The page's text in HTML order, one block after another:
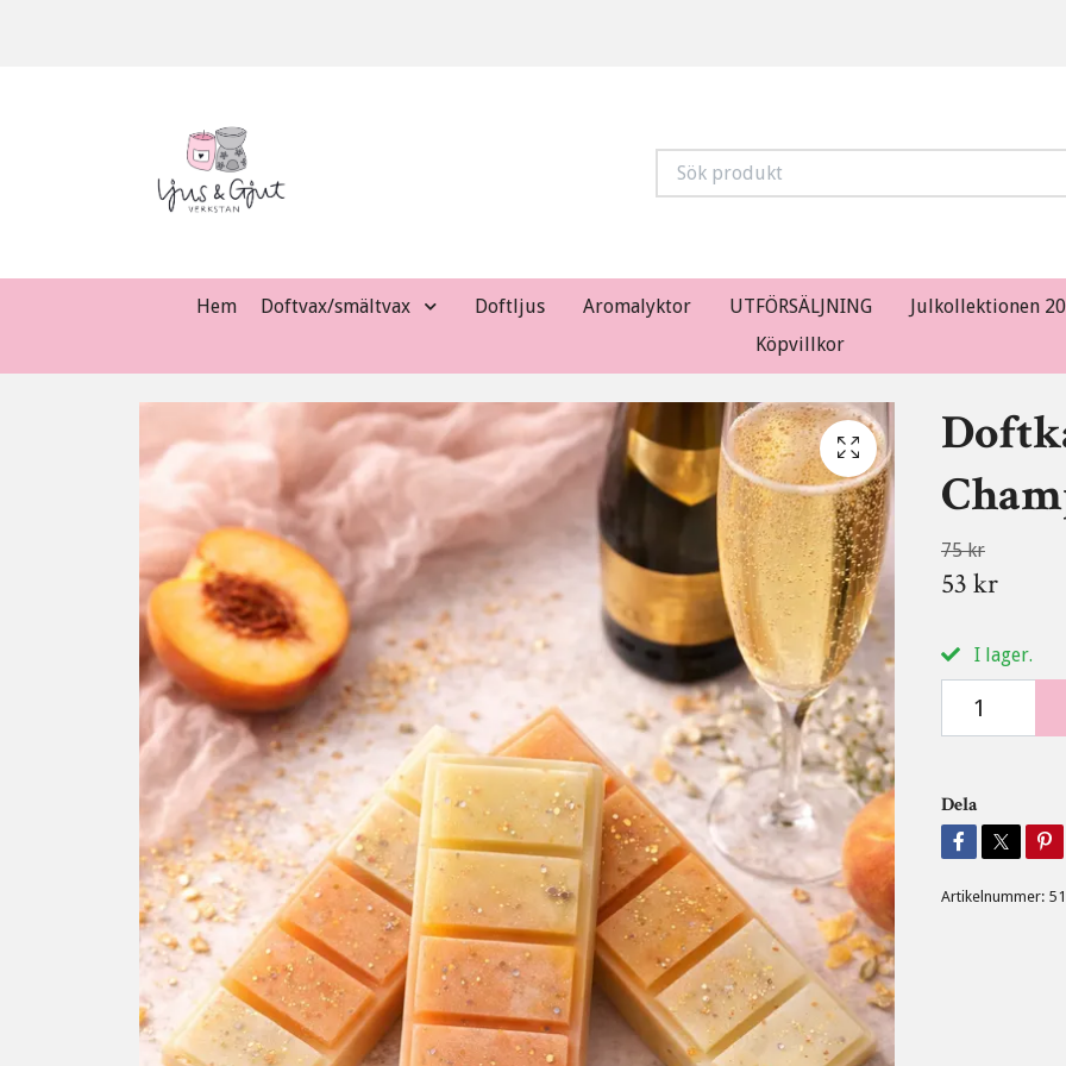
Hem Doftvax/smältvax Doftljus Aromalyktor UTFÖRSÄLJNING Julkollektionen
Köpvillkor
75 kr
53 kr
I lager.
Dela
Artikelnummer: 51